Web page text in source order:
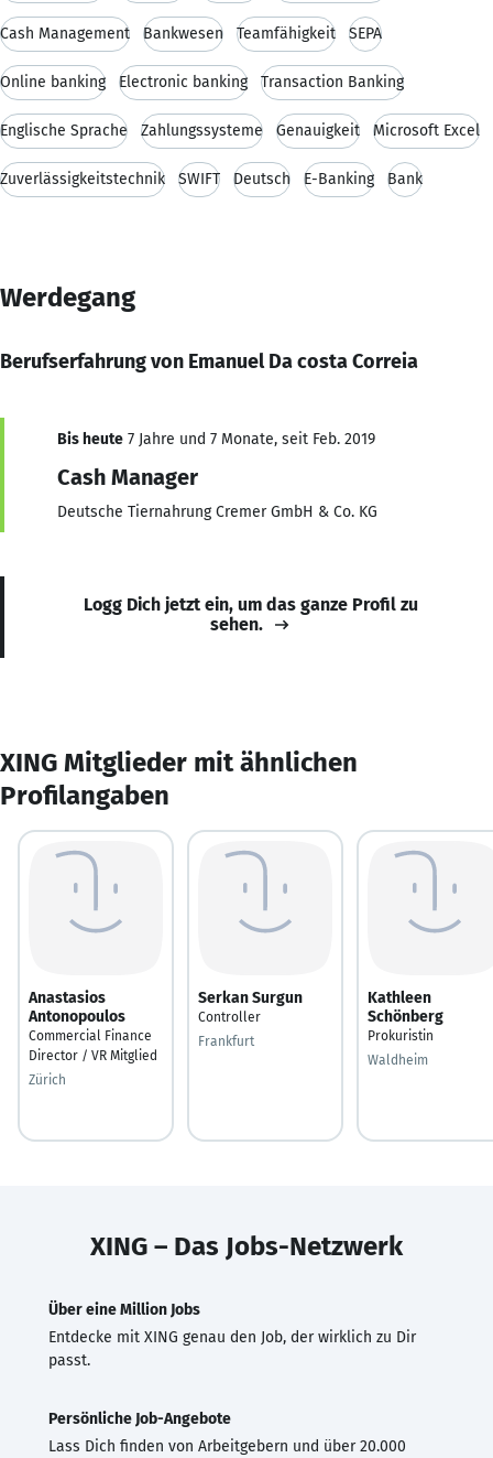
Cash Management Bankwesen Teamfähigkeit SEPA
Online banking Electronic banking Transaction Banking
Englische Sprache Zahlungssysteme Genauigkeit Microsoft Excel
Zuverlässigkeitstechnik SWIFT Deutsch E-Banking Bank
Werdegang
Berufserfahrung von Emanuel Da costa Correia
Bis heute 7 Jahre und 7 Monate, seit Feb. 2019
Cash Manager
Deutsche Tiernahrung Cremer GmbH & Co. KG
Logg Dich jetzt ein, um das ganze Profil zu
sehen.
XING Mitglieder mit ähnlichen
Profilangaben
Anastasios
Antonopoulos
Commercial Finance
Director / VR Mitglied
Zürich
Serkan Surgun
Controller
Frankfurt
Kathleen
Schönberg
Prokuristin
Waldheim
XING – Das Jobs-Netzwerk
Über eine Million Jobs
Entdecke mit XING genau den Job, der wirklich zu Dir
passt.
Persönliche Job-Angebote
Lass Dich finden von Arbeitgebern und über 20.000